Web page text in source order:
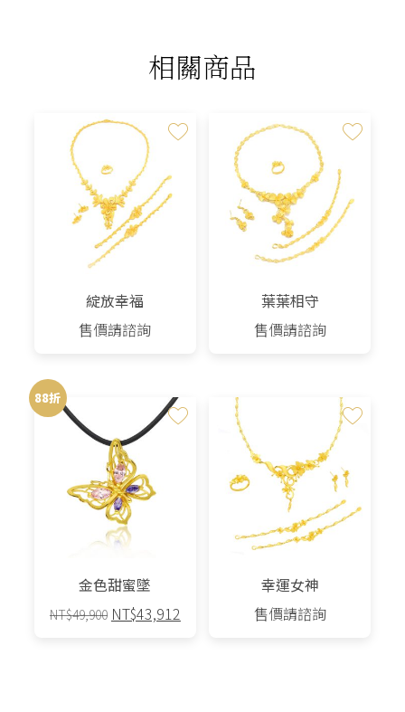
相關商品
綻放幸福
售價請諮詢
葉葉相守
售價請諮詢
88折
金色甜蜜墜
NT$49,900 原
NT$43,912
幸運女神
售價請諮詢